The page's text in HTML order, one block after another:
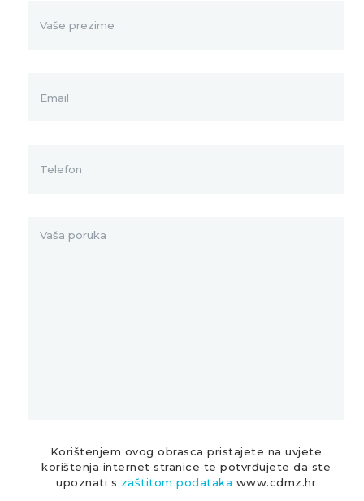
Korištenjem ovog obrasca pristajete na uvjete
korištenja internet stranice te potvrđujete da ste
upoznati s zaštitom podataka www.cdmz.hr